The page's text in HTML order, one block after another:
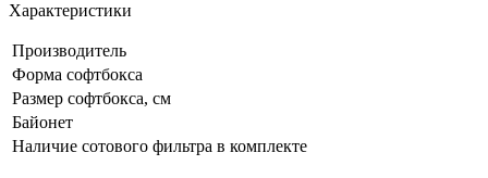
Характеристики
Производитель
Форма софтбокса
Размер софтбокса, см
Байонет
Наличие сотового фильтра в комплекте